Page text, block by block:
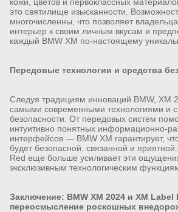
это святилище изысканности.
многочисленны, что позволяет
интерьер к своим личным вкусам и
каждый BMW XM по-настоящему
Передовые технологии и средства
Следуя традициям инноваций BMW, XM
самыми современными технологиями и
безопасности. От передовых систем
интуитивно понятных информационно-
интерфейсов — BMW XM гарантирует,
будет безопасной, связанной и
Red еще больше усиливает эти
эксклюзивным технологическим
Заключение: BMW XM 2024 и XM
переосмысление роскошных